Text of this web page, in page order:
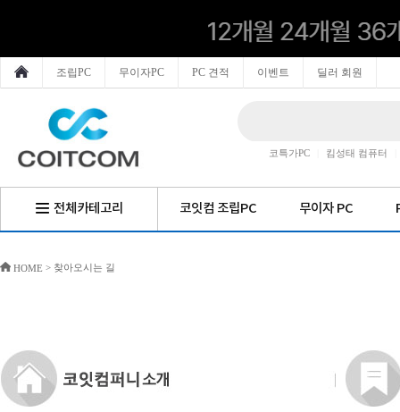
조립PC 무이자PC PC 견적 이벤트 딜러 회원
코특가PC 킴성태 컴퓨터
전체카테고리 코잇컴 조립PC 무이자 PC
HOME > 찾아오시는 길